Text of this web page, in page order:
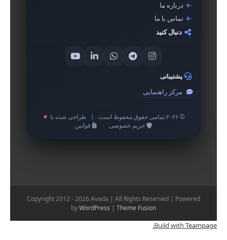
درباره ما
تماس با ما
دنبال کنید
پشتیبانی
مرکز راهنمایی
© ۲۰۲۶ تمامی حقوق محفوظ است. طراحی شده با ♥
حریم خصوصی
قوانین
Copyright 2012 - 2026 Avada | All Rights Reserved | Powered
byWordPress | Theme Fusion
Build with Teampage
.